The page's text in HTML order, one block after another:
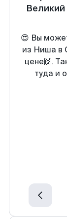
😍 Вы
из Ниша в
цене🙌.
туда и